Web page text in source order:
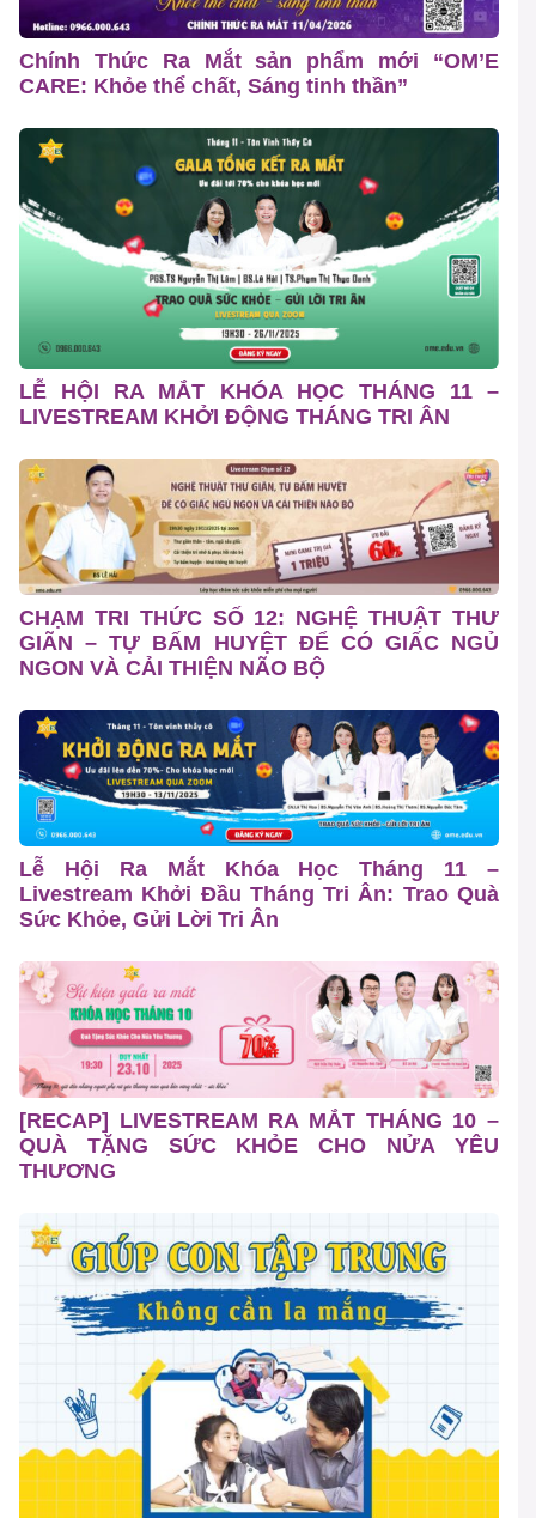
Chính Thức Ra Mắt sản phẩm mới “OM’E
CARE: Khỏe thể chất, Sáng tinh thần”
LỄ HỘI RA MẮT KHÓA HỌC THÁNG 11 –
LIVESTREAM KHỞI ĐỘNG THÁNG TRI ÂN
CHẠM TRI THỨC SỐ 12: NGHỆ THUẬT THƯ
GIÃN – TỰ BẤM HUYỆT ĐỂ CÓ GIẤC NGỦ
NGON VÀ CẢI THIỆN NÃO BỘ
Lễ Hội Ra Mắt Khóa Học Tháng 11 –
Livestream Khởi Đầu Tháng Tri Ân: Trao Quà
Sức Khỏe, Gửi Lời Tri Ân
[RECAP] LIVESTREAM RA MẮT THÁNG 10 –
QUÀ TẶNG SỨC KHỎE CHO NỬA YÊU
THƯƠNG